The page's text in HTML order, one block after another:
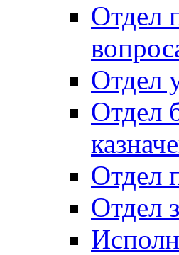
Отдел
Отдел
Отдел
Отдел
Отдел